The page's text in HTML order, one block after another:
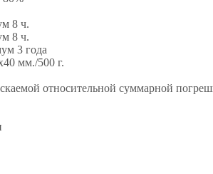
8 ч.
8 ч.
3 года
мм./500 г.
относительной суммарной